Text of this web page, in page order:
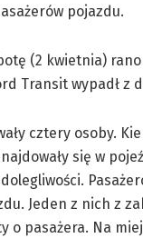
pojazdu.
(2 kwietnia)
Transit wypadł z
cztery osoby.
się w
Jeden z nich z
o pasażera. Na